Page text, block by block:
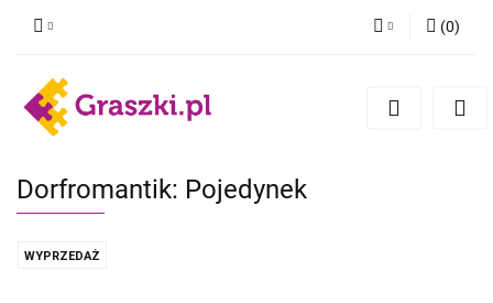
Zarejestruj się
Zgody cookies
(0)
Dorfromantik: Pojedynek
WYPRZEDAŻ